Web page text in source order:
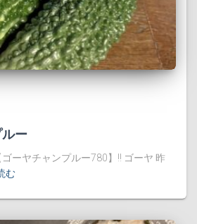
ー
ーヤチャンプルー780】!! ゴーヤ 昨
む